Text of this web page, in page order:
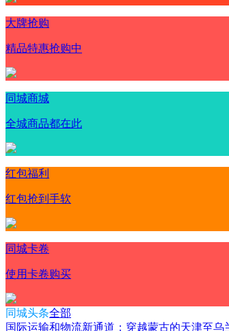
大牌抢购
精品特惠抢购中
同城商城
全城商品都在此
红包福利
红包抢到手软
同城卡卷
使用卡卷购买
同城头条全部
国际运输和物流新通道：穿越蒙古的天津至